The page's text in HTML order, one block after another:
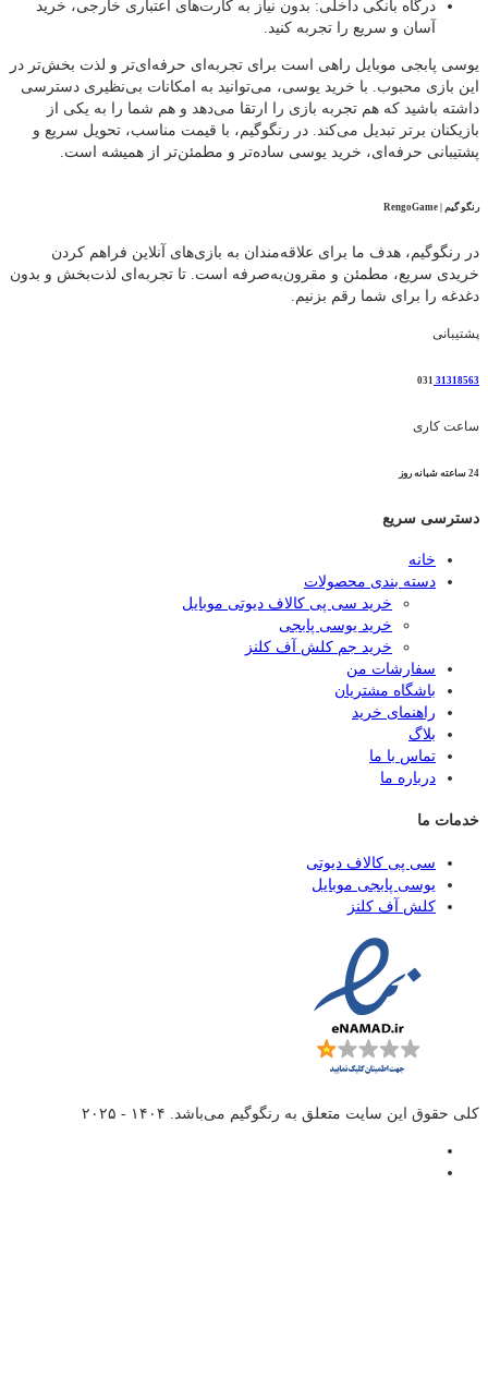
درگاه بانکی داخلی: بدون نیاز به کارت‌های اعتباری خارجی، خرید
آسان و سریع را تجربه کنید.
یوسی پابجی موبایل راهی است برای تجربه‌ای حرفه‌ای‌تر و لذت‌ بخش‌تر در
این بازی محبوب. با خرید یوسی، می‌توانید به امکانات بی‌نظیری دسترسی
داشته باشید که هم تجربه بازی را ارتقا می‌دهد و هم شما را به یکی از
بازیکنان برتر تبدیل می‌کند. در رنگوگیم، با قیمت مناسب، تحویل سریع و
پشتیبانی حرفه‌ای، خرید یوسی ساده‌تر و مطمئن‌تر از همیشه است.
رنگو گیم | RengoGame
در رنگوگیم، هدف ما برای علاقه‌مندان به بازی‌های آنلاین فراهم کردن
خریدی سریع، مطمئن و مقرون‌به‌صرفه است. تا تجربه‌ای لذت‌بخش و بدون
دغدغه را برای شما رقم بزنیم.
پشتیبانی
31318563
031
ساعت کاری
24 ساعته شبانه روز
دسترسی سریع
خانه
دسته بندی محصولات
خرید سی پی کالاف دیوتی موبایل
خرید یوسی پابجی
خرید جم کلش آف کلنز
سفارشات من
باشگاه مشتریان
راهنمای خرید
بلاگ
تماس با ما
درباره ما
خدمات ما
سی پی کالاف دیوتی
یوسی پابجی موبایل
کلش آف کلنز
کلی حقوق این سایت متعلق به رنگوگیم می‌باشد. ۱۴۰۴ - ۲۰۲۵